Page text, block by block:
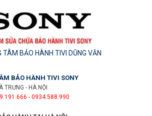
TÂM BẢO HÀNH TIVI DŨNG VĂN
BẢO HÀNH TIVI SONY
TRƯNG - HÀ NỘI
- 0934.588.990